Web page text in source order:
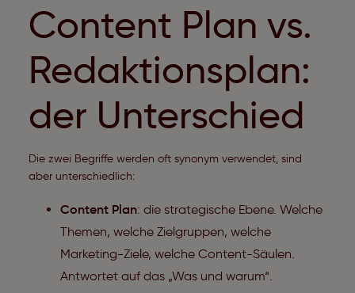
Content Plan vs.
Redaktionsplan:
der Unterschied
Die zwei Begriffe werden oft synonym verwendet, sind
aber unterschiedlich:
Content Plan: die strategische Ebene. Welche
Themen, welche Zielgruppen, welche
Marketing-Ziele, welche Content-Säulen.
Antwortet auf das „Was und warum“.